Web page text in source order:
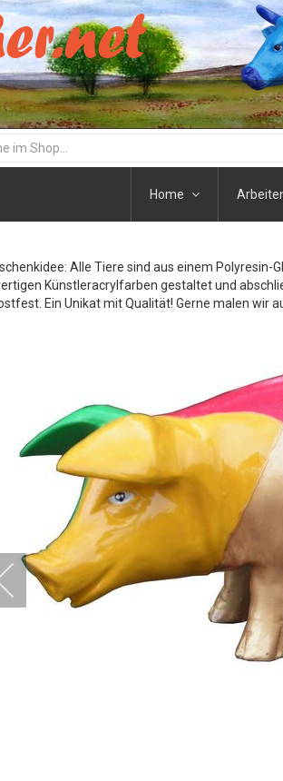
Home
Alle Tiere sind aus einem
Künstleracrylfarben gestaltet und
Ein Unikat mit Qualität! Gerne malen wir